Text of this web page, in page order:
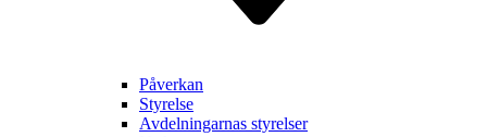
Påverkan
Styrelse
Avdelnin­garnas styrelser